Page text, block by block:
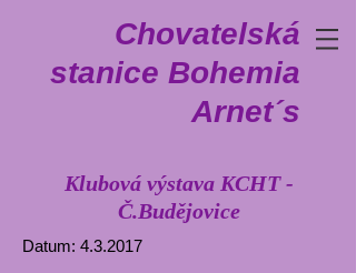
Chovatelská
stanice Bohemia
Arnet´s
Klubová výstava KCHT -
Č.Budějovice
Datum: 4.3.2017